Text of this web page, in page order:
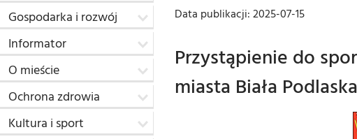
Gospodarka i rozwój
Informator
O mieście
Ochrona zdrowia
Kultura i sport
Data publikacji: 2025-07-15
Przystąpienie do
miasta Biała